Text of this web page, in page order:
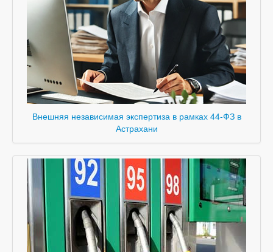
Внешняя независимая экспертиза в рамках 44-ФЗ в
Астрахани